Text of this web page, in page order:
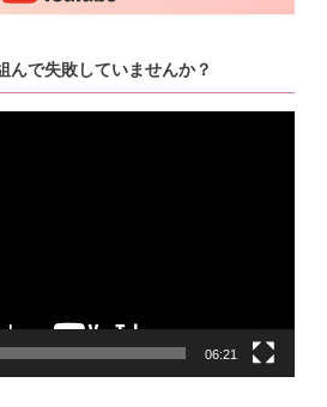
んで失敗していませんか？
06:21